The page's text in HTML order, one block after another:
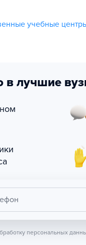
учебные
в лучшие
персональных